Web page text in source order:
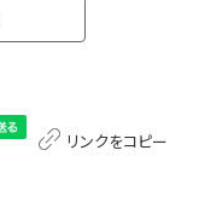
リンクをコピー